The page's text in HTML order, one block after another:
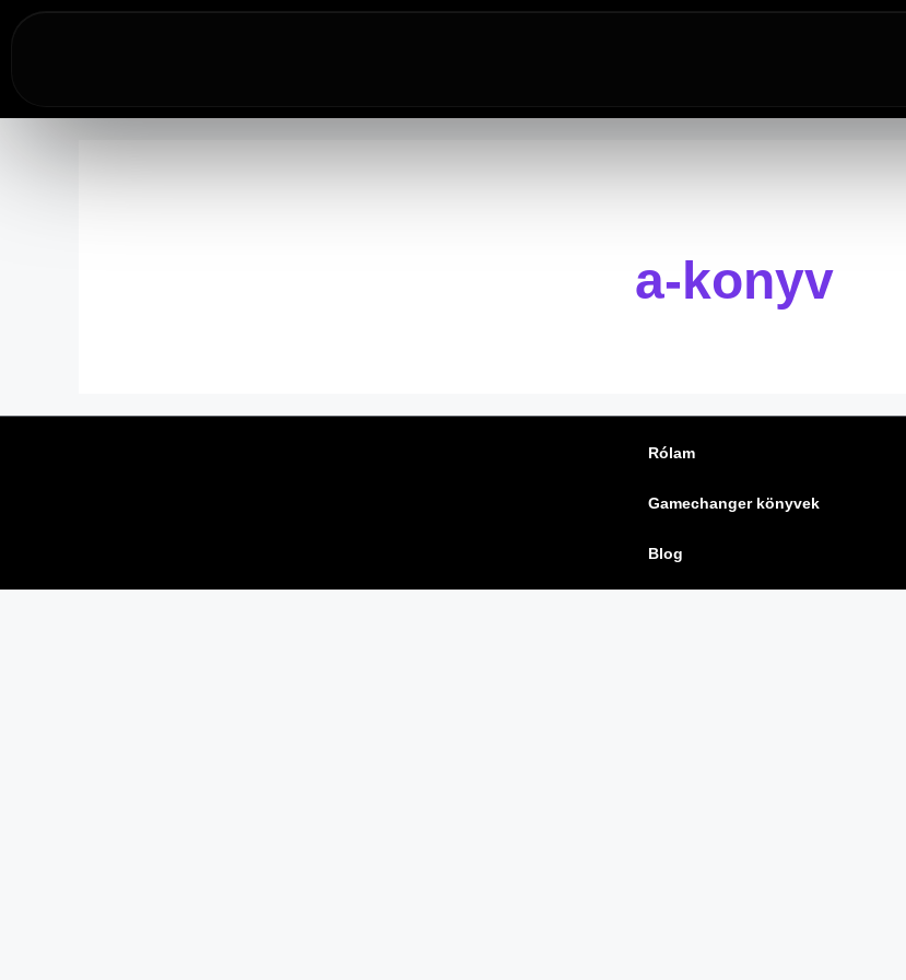
a-konyv
Rólam
Gamechanger könyvek
Blog